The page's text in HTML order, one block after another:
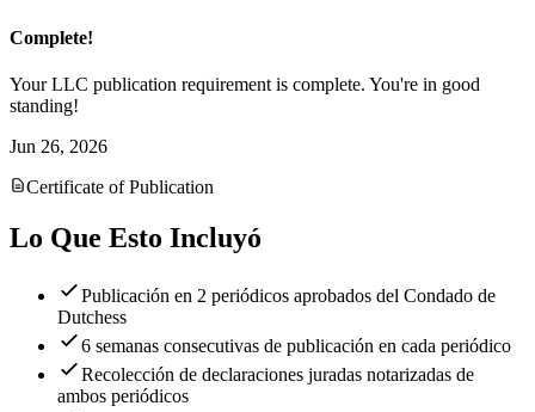
Complete!
Your LLC publication requirement is complete. You're in good
standing!
Jun 26, 2026
Certificate of Publication
Lo Que Esto Incluyó
Publicación en 2 periódicos aprobados del Condado de
Dutchess
6 semanas consecutivas de publicación en cada periódico
Recolección de declaraciones juradas notarizadas de
ambos periódicos